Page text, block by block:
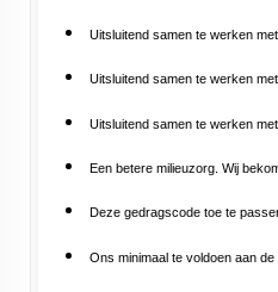
Uitsluitend samen te werken
Uitsluitend samen te werken
Uitsluitend samen te werken
Een betere milieuzorg. Wij
Deze gedragscode toe te
Ons minimaal te voldoen aan